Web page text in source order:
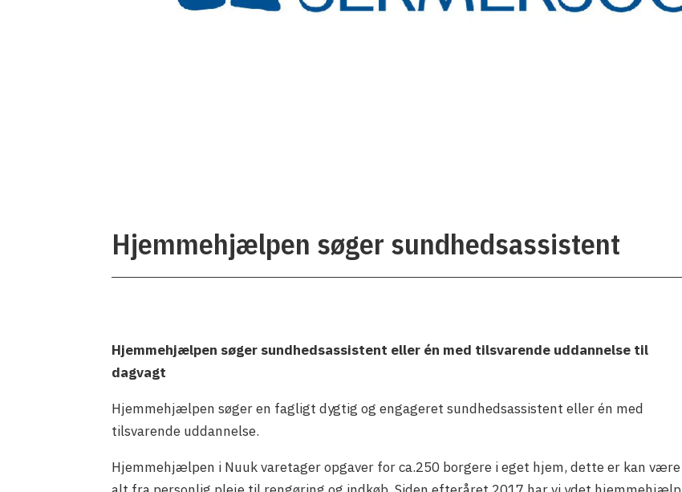
Hjemmehjælpen søger sundhedsassistent
Hjemmehjælpen søger sundhedsassistent eller én med tilsvarende uddannelse til
dagvagt
Hjemmehjælpen søger en fagligt dygtig og engageret sundhedsassistent eller én med
tilsvarende uddannelse.
Hjemmehjælpen i Nuuk varetager opgaver for ca.250 borgere i eget hjem, dette er kan være